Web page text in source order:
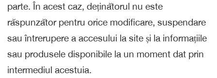
parte. În acest caz, deținătorul nu este
răspunzător pentru orice modificare, suspendare
sau întrerupere a accesului la site și la informațiile
sau produsele disponibile la un moment dat prin
intermediul acestuia.